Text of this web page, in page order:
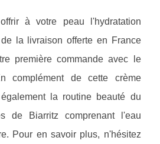
à votre peau l'hydratation
la livraison offerte en France
première commande avec le
complément de cette crème
la routine beauté du
de Biarritz comprenant l'eau
Pour en savoir plus, n'hésitez